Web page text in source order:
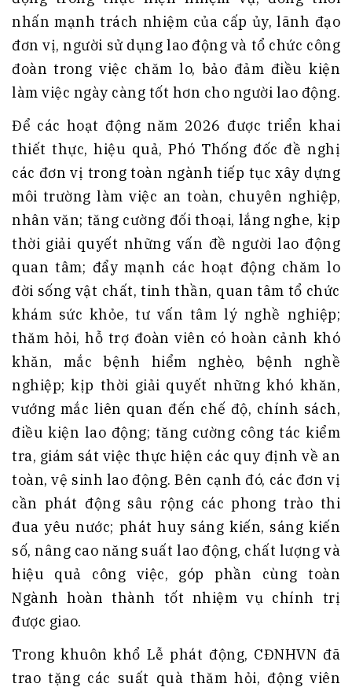
nhấn mạnh trách nhiệm của cấp ủy, lãnh đạo
đơn vị, người sử dụng lao động và tổ chức công
đoàn trong việc chăm lo, bảo đảm điều kiện
làm việc ngày càng tốt hơn cho người lao động.
Để các hoạt động năm 2026 được triển khai
thiết thực, hiệu quả, Phó Thống đốc đề nghị
các đơn vị trong toàn ngành tiếp tục xây dựng
môi trường làm việc an toàn, chuyên nghiệp,
nhân văn; tăng cường đối thoại, lắng nghe, kịp
thời giải quyết những vấn đề người lao động
quan tâm; đẩy mạnh các hoạt động chăm lo
đời sống vật chất, tinh thần, quan tâm tổ chức
khám sức khỏe, tư vấn tâm lý nghề nghiệp;
thăm hỏi, hỗ trợ đoàn viên có hoàn cảnh khó
khăn, mắc bệnh hiểm nghèo, bệnh nghề
nghiệp; kịp thời giải quyết những khó khăn,
vướng mắc liên quan đến chế độ, chính sách,
điều kiện lao động; tăng cường công tác kiểm
tra, giám sát việc thực hiện các quy định về an
toàn, vệ sinh lao động. Bên cạnh đó, các đơn vị
cần phát động sâu rộng các phong trào thi
đua yêu nước; phát huy sáng kiến, sáng kiến
số, nâng cao năng suất lao động, chất lượng và
hiệu quả công việc, góp phần cùng toàn
Ngành hoàn thành tốt nhiệm vụ chính trị
được giao.
Trong khuôn khổ Lễ phát động, CĐNHVN đã
trao tặng các suất quà thăm hỏi, động viên